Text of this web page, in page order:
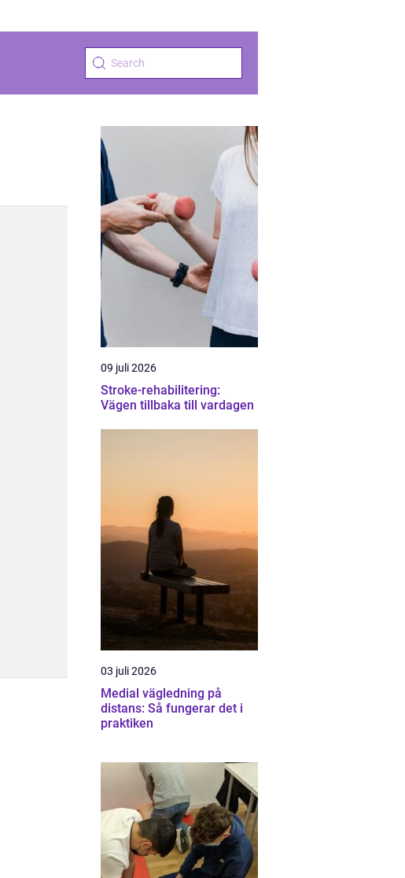
09 juli 2026
Stroke-rehabilitering:
Vägen tillbaka till vardagen
03 juli 2026
Medial vägledning på
distans: Så fungerar det i
praktiken